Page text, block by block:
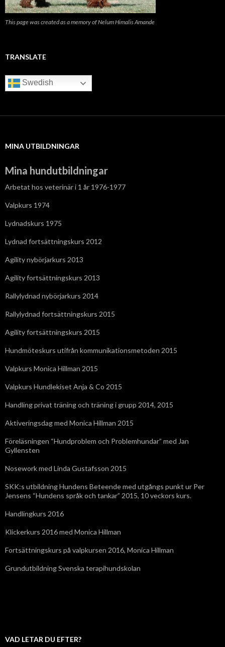
This page was created as a memory of Nelum Himalis Amande
TRANSLATE
Swedish
MINA UTBILDNINGAR
Mina hundutbildningar
Arbetat hos veterinär i 1 år 1976-1977
Valpkurs 1974
Lydnadskurs 1975
Lydnad fortsättningskurs 2012
Agility nybörjarkurs 2013
Agility fortsättningskurs 2013
Rallylydnad nybörjarkurs 2014
Rallylydnad fortsättningskurs 2015
Agility fortsättningskurs 2015
Hundmöteskurs utifrån kommunikationsmetoden 2015
Valpkurs Monica Hillman 2015
Valpkurs Hundlekiset Anja & Co 2015
Handling privat träning och träning i grupp 2014, 2015
Aktiveringsdag med Monica Hillman 2015
Föreläsningen “Hundproblem och Problemhundar” med Jan
Gyllensten
Nosework med Linda Gustafsson 2015
SKK:s utbildning Hundens Beteende med utgångs punkt ur Per
Jensens “Hundens språk och tankar” 2015, 10 veckors kurs.
Handlingkurs 2016
Klickerkurs 2016 med Monica Hillman
Fortsättningskurs på valpkursen 2016, Monica Hillman
Grundutbildning Svenska terapihundskolan
VAD LETAR DU EFTER?